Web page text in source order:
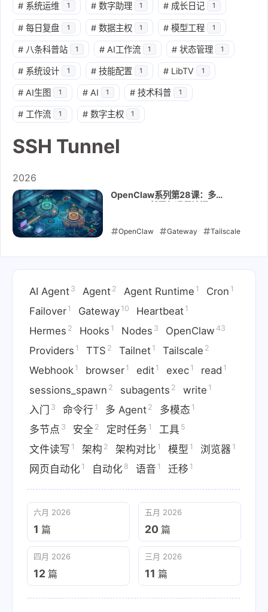
# 系统运维 1 # 数字助理 1 # 成长日记 1
# 每日复盘 1 # 数据主权 1 # 模型工程 1
# 八条科普站 1 # AI工作流 1 # 状态管理 1
# 系统设计 1 # 技能配置 1 # LibTV 1
# AI生图 1 # AI 1 # 技术科普 1
# 工作流 1 # 数字主权 1
SSH Tunnel
2026
OpenClaw系列第28课：多
OpenClaw Gateway Tailscale
Tunnel
2026-05-15
AI Agent 3 Agent 2 Agent Runtime 1 Cron 1
Failover 1 Gateway 10 Heartbeat 1
Hermes 2 Hooks 1 Nodes 3 OpenClaw 43
Providers 1 TTS 2 Tailnet 1 Tailscale 2
Webhook 1 browser 1 edit 1 exec 1 read 1
sessions_spawn 2 subagents 2 write 1
入门 3 命令行 1 多 Agent 2 多模态 1
多节点 3 安全 2 定时任务 1 工具 5
文件读写 1 架构 2 架构对比 1 模型 1 浏览器 1
网页自动化 1 自动化 8 语音 1 迁移 1
六月 2026
1 篇
五月 2026
20 篇
四月 2026
12 篇
三月 2026
11 篇